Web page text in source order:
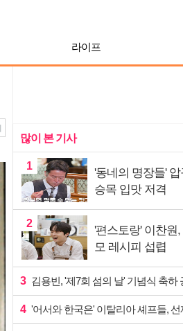
라이프
많이 본 기사
1
'동네의 명장들'
승목 입맛 저격
2
'편스토랑' 이찬원
모 레시피 섭렵
3 김용빈, '제7회 섬의 날' 기념식 축하
4 '어서와 한국은' 이탈리아 셰프들,